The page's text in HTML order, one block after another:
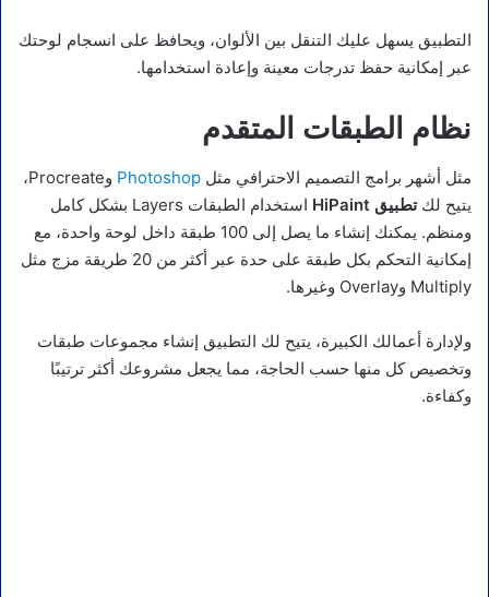
التطبيق يسهل عليك التنقل بين الألوان، ويحافظ على انسجام لوحتك
عبر إمكانية حفظ تدرجات معينة وإعادة استخدامها.
نظام الطبقات المتقدم
مثل أشهر برامج التصميم الاحترافي مثل Photoshop
وProcreate،
يتيح لكتطبيق HiPaint
استخدام الطبقات Layers بشكل كامل
ومنظم. يمكنك إنشاء ما يصل إلى 100 طبقة داخل لوحة واحدة، مع
إمكانية التحكم بكل طبقة على حدة عبر أكثر من 20 طريقة مزج مثل
Multiply وOverlay وغيرها.
ولإدارة أعمالك الكبيرة، يتيح لك التطبيق إنشاء مجموعات طبقات
وتخصيص كل منها حسب الحاجة، مما يجعل مشروعك أكثر ترتيبًا
وكفاءة.